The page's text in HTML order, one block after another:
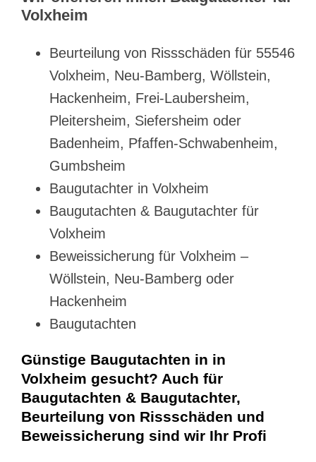
Volxheim
Beurteilung von Rissschäden für 55546
Volxheim, Neu-Bamberg, Wöllstein,
Hackenheim, Frei-Laubersheim,
Pleitersheim, Siefersheim oder
Badenheim, Pfaffen-Schwabenheim,
Gumbsheim
Baugutachter in Volxheim
Baugutachten & Baugutachter für
Volxheim
Beweissicherung für Volxheim –
Wöllstein, Neu-Bamberg oder
Hackenheim
Baugutachten
Günstige Baugutachten in in
Volxheim gesucht? Auch für
Baugutachten & Baugutachter,
Beurteilung von Rissschäden und
Beweissicherung sind wir Ihr Profi